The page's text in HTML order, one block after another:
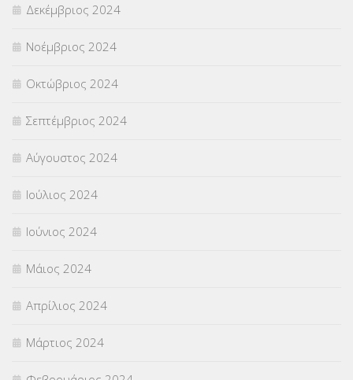
Δεκέμβριος 2024
Νοέμβριος 2024
Οκτώβριος 2024
Σεπτέμβριος 2024
Αύγουστος 2024
Ιούλιος 2024
Ιούνιος 2024
Μάιος 2024
Απρίλιος 2024
Μάρτιος 2024